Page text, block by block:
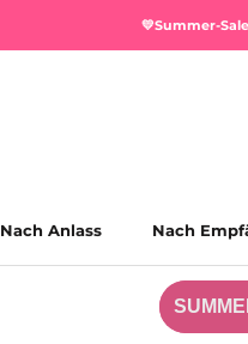
💛Summer-
Nach Anlass Nach